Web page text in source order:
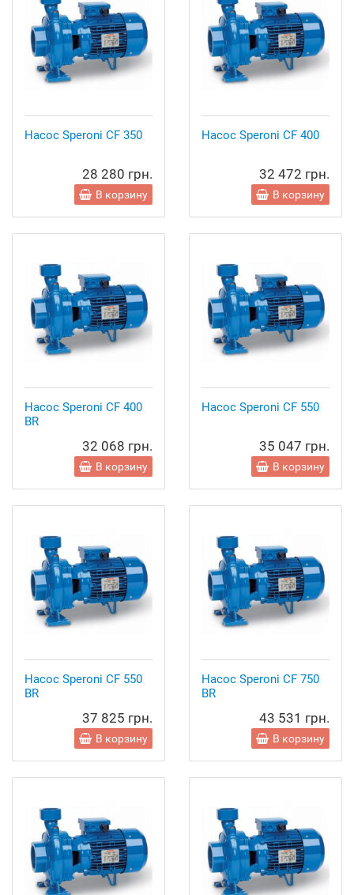
Насос Speroni CF 350
28 280 грн.
В корзину
Насос Speroni CF 400
32 472 грн.
В корзину
Насос Speroni CF 400
BR
32 068 грн.
В корзину
Насос Speroni CF 550
35 047 грн.
В корзину
Насос Speroni CF 550
BR
37 825 грн.
В корзину
Насос Speroni CF 750
BR
43 531 грн.
В корзину